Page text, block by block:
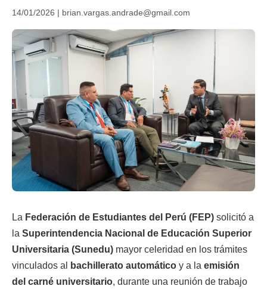
14/01/2026 | brian.vargas.andrade@gmail.com
La Federación de Estudiantes del Perú (FEP) solicitó a
la Superintendencia Nacional de Educación Superior
Universitaria (Sunedu) mayor celeridad en los trámites
vinculados al
bachillerato automático y a la emisión
del carné universitario, durante una reunión de trabajo